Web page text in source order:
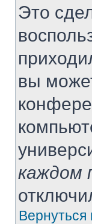
Это
вы
каждом
Вернуться